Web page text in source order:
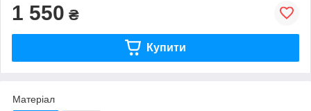
1 550 ₴
Купити
Матеріал